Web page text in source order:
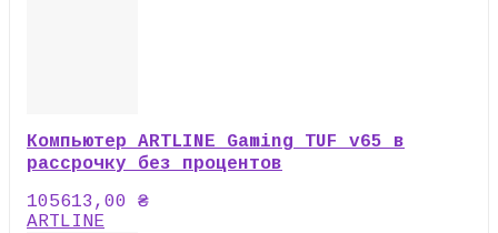
Компьютер ARTLINE Gaming TUF v65 в
рассрочку без процентов
105613,00 ₴
ARTLINE